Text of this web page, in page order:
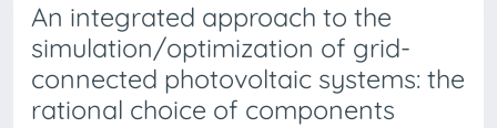
An integrated approach to the
simulation/optimization of grid-
connected photovoltaic systems: the
rational choice of components